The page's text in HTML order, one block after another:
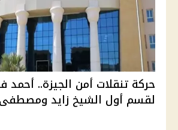
حركة تنقلات أمن الجيزة.. أحمد
لقسم أول الشيخ زايد